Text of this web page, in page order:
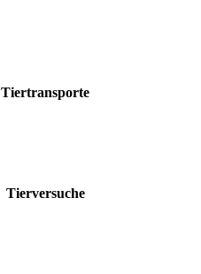
Tiertransporte
Tierversuche